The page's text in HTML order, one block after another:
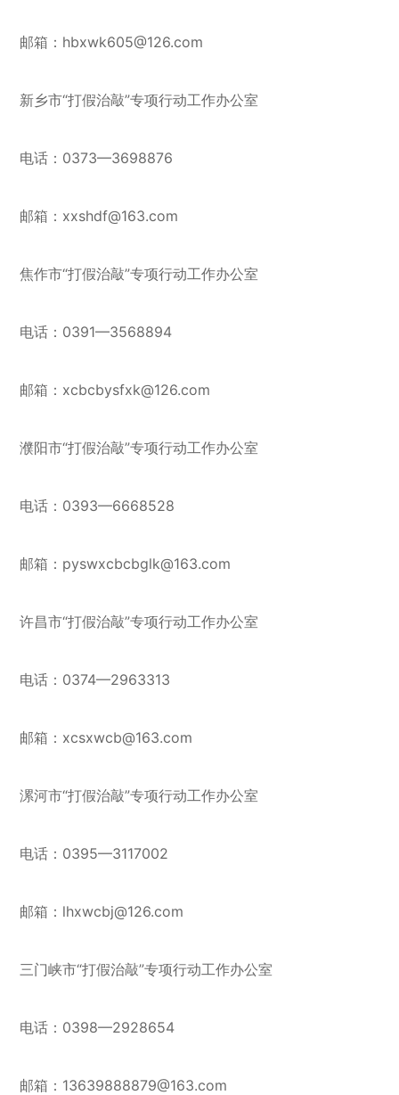
邮箱：hbxwk605@126.com
新乡市“打假治敲”专项行动工作办公室
电话：0373—3698876
邮箱：xxshdf@163.com
焦作市“打假治敲”专项行动工作办公室
电话：0391—3568894
邮箱：xcbcbysfxk@126.com
濮阳市“打假治敲”专项行动工作办公室
电话：0393—6668528
邮箱：pyswxcbcbglk@163.com
许昌市“打假治敲”专项行动工作办公室
电话：0374—2963313
邮箱：xcsxwcb@163.com
漯河市“打假治敲”专项行动工作办公室
电话：0395—3117002
邮箱：lhxwcbj@126.com
三门峡市“打假治敲”专项行动工作办公室
电话：0398—2928654
邮箱：13639888879@163.com